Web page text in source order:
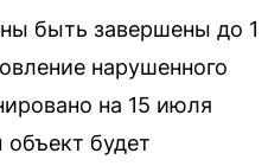
быть завершены до 1
нарушенного
на 15 июля
будет